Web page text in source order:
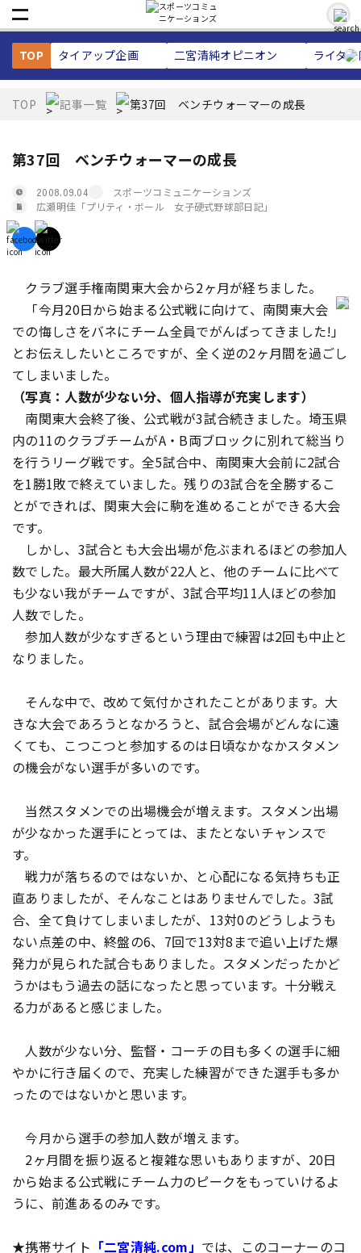
TOP タイアップ企画 二宮清純オピニオン ライタ
TOP 記事一覧 第37回 ベンチウォーマーの成長
第37回 ベンチウォーマーの成長
2008.09.04
スポーツコミュニケーションズ
広瀬明佳「プリティ・ボール 女子硬式野球部日記」
クラブ選手権南関東大会から2ヶ月が経ちました。
「今月20日から始まる公式戦に向けて、南関東大会
での悔しさをバネにチーム全員でがんばってきました!」
とお伝えしたいところですが、全く逆の2ヶ月間を過ごし
てしまいました。
（写真：人数が少ない分、個人指導が充実します）
南関東大会終了後、公式戦が3試合続きました。埼玉県
内の11のクラブチームがA・B両ブロックに別れて総当り
を行うリーグ戦です。全5試合中、南関東大会前に2試合
を1勝1敗で終えていました。残りの3試合を全勝するこ
とができれば、関東大会に駒を進めることができる大会
です。
しかし、3試合とも大会出場が危ぶまれるほどの参加人
数でした。最大所属人数が22人と、他のチームに比べて
も少ない我がチームですが、3試合平均11人ほどの参加
人数でした。
参加人数が少なすぎるという理由で練習は2回も中止と
なりました。
そんな中で、改めて気付かされたことがあります。大
きな大会であろうとなかろうと、試合会場がどんなに遠
くても、こつこつと参加するのは日頃なかなかスタメン
の機会がない選手が多いのです。
当然スタメンでの出場機会が増えます。スタメン出場
が少なかった選手にとっては、またとないチャンスで
す。
戦力が落ちるのではないか、と心配になる気持ちも正
直ありましたが、そんなことはありませんでした。3試
合、全て負けてしまいましたが、13対0のどうしようも
ない点差の中、終盤の6、7回で13対8まで追い上げた爆
発力が見られた試合もありました。スタメンだったかど
うかはもう過去の話になったと思っています。十分戦え
る力があると感じました。
人数が少ない分、監督・コーチの目も多くの選手に細
やかに行き届くので、充実した練習ができた選手も多か
ったのではないかと思います。
今月から選手の参加人数が増えます。
2ヶ月間を振り返ると複雑な思いもありますが、20日
から始まる公式戦にチーム力のピークをもっていけるよ
うに、前進あるのみです。
★携帯サイト 「二宮清純.com」 では、このコーナーのコ